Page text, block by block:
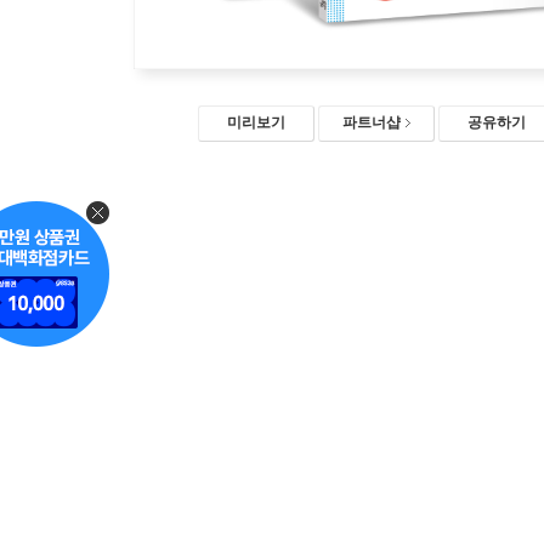
미리보기 파트너샵 공유하기